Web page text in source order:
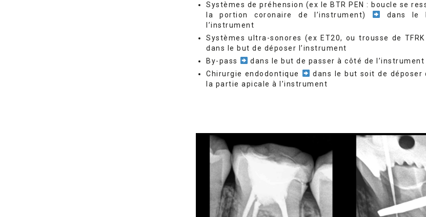
Systèmes de préhension (ex le BTR PEN : boucle se
la portion coronaire de l’instrument)
dans le
l’instrument
Systèmes ultra-sonores (ex ET20, ou trousse de
dans le but de déposer l’instrument
By-pass
dans le but de passer à côté de l’instrument
Chirurgie endodontique
dans le but soit de
la partie apicale à l’instrument